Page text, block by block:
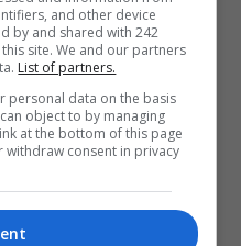
and other device
by and shared with 242
site. We and our partners
List of partners.
personal data on the basis
object to by managing
at the bottom of this page
withdraw consent in privacy